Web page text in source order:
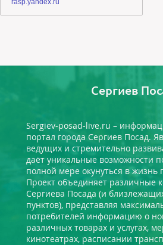
Сергиев
Sergiev-posad-live.ru –
портал города Сергиев Посад.
ведущих и стремительно
даёт уникальные возможности
полной мере окунуться в жизнь
Проект объединяет различные
Сергиева Посада (и
пунктов), представляя
потребителей информацию о
различных товарах и услугах,
кинотеатрах, расписании